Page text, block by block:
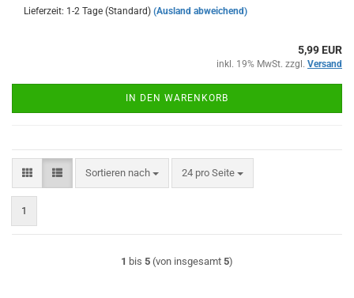
Lieferzeit: 1-2 Tage (Standard) (Ausland abweichend)
5,99 EUR
inkl. 19% MwSt. zzgl. Versand
IN DEN WARENKORB
Sortieren nach
Sortieren nach 24 pro Seite
pro Seite
1
1 bis 5 (von insgesamt 5)